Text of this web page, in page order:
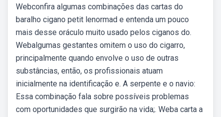
Webconfira algumas combinações das cartas do
baralho cigano petit lenormad e entenda um pouco
mais desse oráculo muito usado pelos ciganos do.
Webalgumas gestantes omitem o uso do cigarro,
principalmente quando envolve o uso de outras
substâncias, então, os profissionais atuam
inicialmente na identificação e. A serpente e o navio:
Essa combinação fala sobre possíveis problemas
com oportunidades que surgirão na vida;. Weba carta a